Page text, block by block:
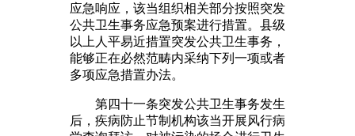
应急响应，该当组织相关部分按照突发
公共卫生事务应急预案进行措置。县级
以上人平易近措置突发公共卫生事务，
能够正在必然范畴内采纳下列一项或者
多项应急措置办法。
第四十一条突发公共卫生事务发生
后，疾病防止节制机构该当开展风行病